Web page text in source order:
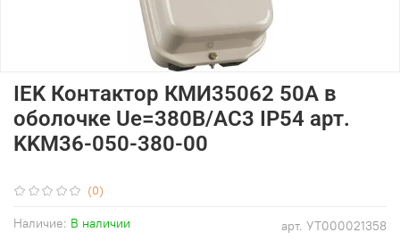
(0)
арт. УТ000021358
Наличие: В наличии
IEK Контактор КМИ35062 50А в
оболочке Ue=380В/АС3 IP54 арт.
KKM36-050-380-00